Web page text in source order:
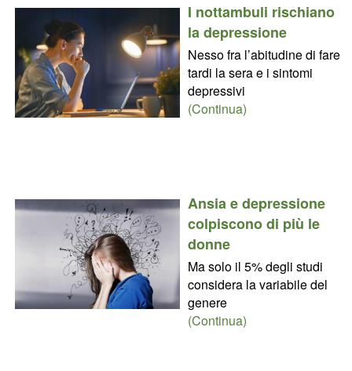
I nottambuli rischiano
la depressione
Nesso fra l’abitudine di fare
tardi la sera e i sintomi
depressivi
(Continua)
Ansia e depressione
colpiscono di più le
donne
Ma solo il 5% degli studi
considera la variabile del
genere
(Continua)